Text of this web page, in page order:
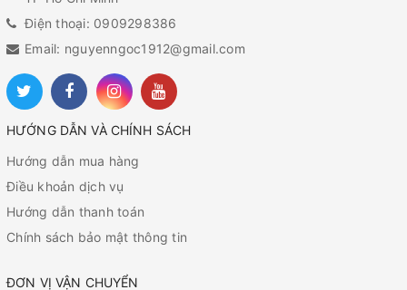
Điện thoại: 0909298386
Email: nguyenngoc1912@gmail.com
HƯỚNG DẪN VÀ CHÍNH SÁCH
Hướng dẫn mua hàng
Điều khoản dịch vụ
Hướng dẫn thanh toán
Chính sách bảo mật thông tin
ĐƠN VỊ VẬN CHUYỂN